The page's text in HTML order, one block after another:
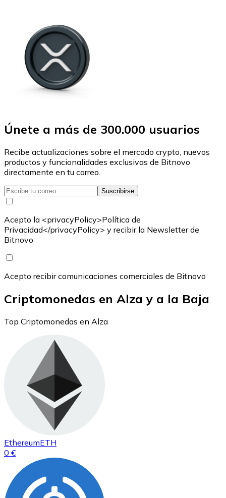
Únete a más de 300.000 usuarios
Recibe actualizaciones sobre el mercado crypto, nuevos
productos y funcionalidades exclusivas de Bitnovo
directamente en tu correo.
Suscribirse
Acepto la <privacyPolicy>Política de
Privacidad</privacyPolicy> y recibir la Newsletter de
Bitnovo
Acepto recibir comunicaciones comerciales de Bitnovo
Criptomonedas en Alza y a la Baja
Top Criptomonedas en Alza
EthereumETH
0 €